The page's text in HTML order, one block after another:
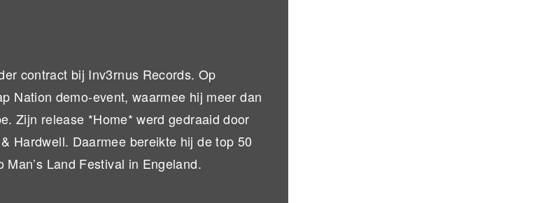
contract bij Inv3rnus Records. Op
Nation demo-event, waarmee hij meer dan
Zijn release *Home* werd gedraaid door
Hardwell. Daarmee bereikte hij de top 50
Land Festival in Engeland.